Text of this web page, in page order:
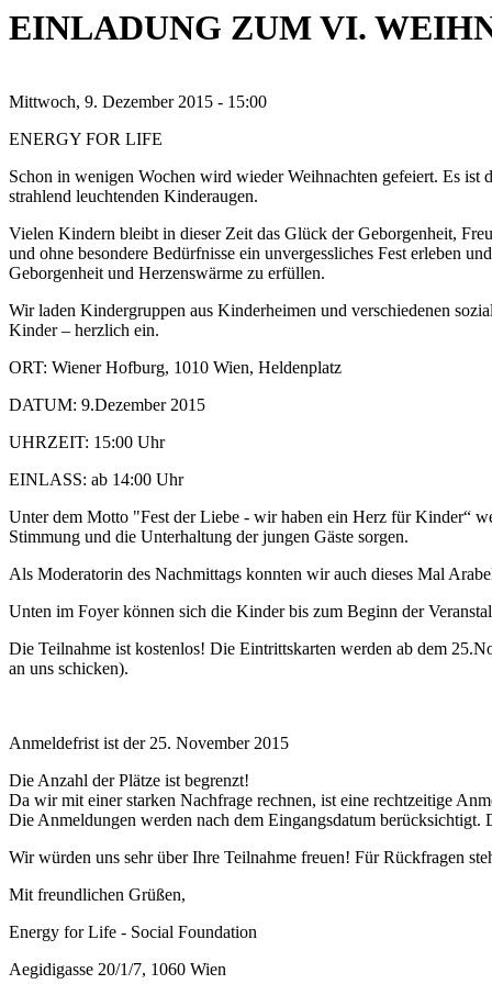
EINLADUNG ZUM VI.
Mittwoch, 9. Dezember 2015 - 15:00
ENERGY FOR LIFE
Schon in wenigen Wochen wird wieder Weihnachten gefeiert. Es ist
strahlend leuchtenden Kinderaugen.
Vielen Kindern bleibt in dieser Zeit das Glück der Geborgenheit,
und ohne besondere Bedürfnisse ein unvergessliches Fest erleben
Geborgenheit und Herzenswärme zu erfüllen.
Wir laden Kindergruppen aus Kinderheimen und verschiedenen
Kinder – herzlich ein.
ORT: Wiener Hofburg, 1010 Wien, Heldenplatz
DATUM: 9.Dezember 2015
UHRZEIT: 15:00 Uhr
EINLASS: ab 14:00 Uhr
Unter dem Motto "Fest der Liebe - wir haben ein Herz für Kinder“
Stimmung und die Unterhaltung der jungen Gäste sorgen.
Als Moderatorin des Nachmittags konnten wir auch dieses Mal
Unten im Foyer können sich die Kinder bis zum Beginn der
Die Teilnahme ist kostenlos! Die Eintrittskarten werden ab dem
an uns schicken).
Anmeldefrist ist der 25. November 2015
Die Anzahl der Plätze ist begrenzt!
Da wir mit einer starken Nachfrage rechnen, ist eine rechtzeitige
Die Anmeldungen werden nach dem Eingangsdatum berücksichtigt.
Wir würden uns sehr über Ihre Teilnahme freuen! Für Rückfragen
Mit freundlichen Grüßen,
Energy for Life - Social Foundation
Aegidigasse 20/1/7, 1060 Wien